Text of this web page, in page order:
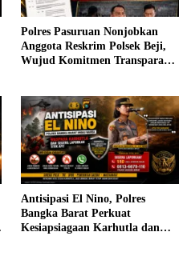
Polres Pasuruan Nonjobkan
Anggota Reskrim Polsek Beji,
Wujud Komitmen Transparansi
Antisipasi El Nino, Polres
Bangka Barat Perkuat
Kesiapsiagaan Karhutla dan